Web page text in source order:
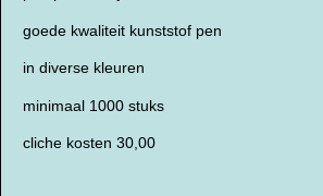
goede kwaliteit kunststof pen
in diverse kleuren
minimaal 1000 stuks
cliche kosten 30,00